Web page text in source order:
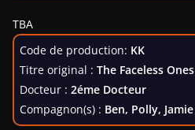
TBA
Code de production: KK
Titre original : The Faceless Ones
Docteur : 2éme Docteur
Compagnon(s) : Ben, Polly, Jamie